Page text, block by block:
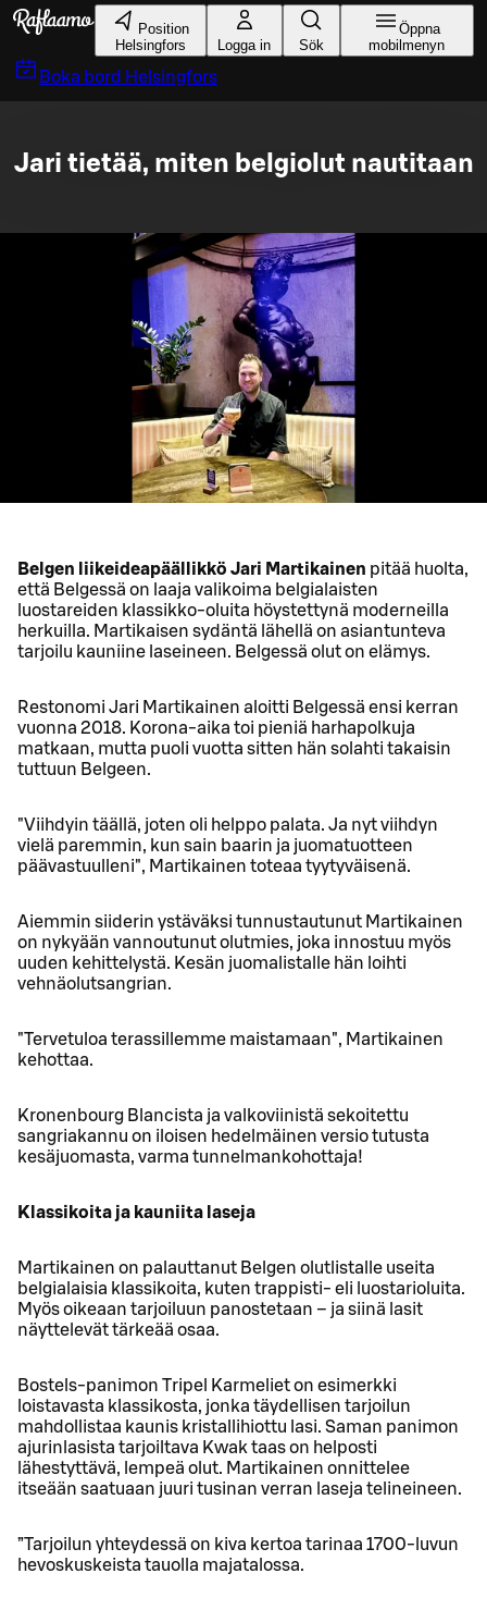
Gå till huvudinnehållet
Position
Helsingfors
Logga in Sök
Öppna
mobilmenyn
Boka bord Helsingfors
Jari tietää, miten belgiolut nautitaan
Belgen liikeideapäällikkö Jari Martikainen pitää huolta,
että Belgessä on laaja valikoima belgialaisten
luostareiden klassikko-oluita höystettynä moderneilla
herkuilla. Martikaisen sydäntä lähellä on asiantunteva
tarjoilu kauniine laseineen. Belgessä olut on elämys.
Restonomi Jari Martikainen aloitti Belgessä ensi kerran
vuonna 2018. Korona-aika toi pieniä harhapolkuja
matkaan, mutta puoli vuotta sitten hän solahti takaisin
tuttuun Belgeen.
"Viihdyin täällä, joten oli helppo palata. Ja nyt viihdyn
vielä paremmin, kun sain baarin ja juomatuotteen
päävastuulleni", Martikainen toteaa tyytyväisenä.
Aiemmin siiderin ystäväksi tunnustautunut Martikainen
on nykyään vannoutunut olutmies, joka innostuu myös
uuden kehittelystä. Kesän juomalistalle hän loihti
vehnäolutsangrian.
"Tervetuloa terassillemme maistamaan", Martikainen
kehottaa.
Kronenbourg Blancista ja valkoviinistä sekoitettu
sangriakannu on iloisen hedelmäinen versio tutusta
kesäjuomasta, varma tunnelmankohottaja!
Klassikoita ja kauniita laseja
Martikainen on palauttanut Belgen olutlistalle useita
belgialaisia klassikoita, kuten trappisti- eli luostarioluita.
Myös oikeaan tarjoiluun panostetaan – ja siinä lasit
näyttelevät tärkeää osaa.
Bostels-panimon Tripel Karmeliet on esimerkki
loistavasta klassikosta, jonka täydellisen tarjoilun
mahdollistaa kaunis kristallihiottu lasi. Saman panimon
ajurinlasista tarjoiltava Kwak taas on helposti
lähestyttävä, lempeä olut. Martikainen onnittelee
itseään saatuaan juuri tusinan verran laseja telineineen.
”Tarjoilun yhteydessä on kiva kertoa tarinaa 1700-luvun
hevoskuskeista tauolla majatalossa.